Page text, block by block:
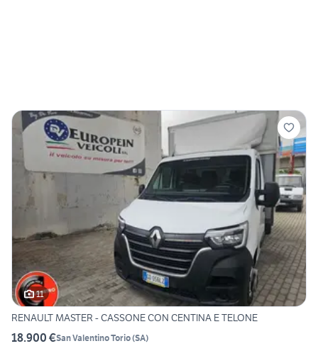
11
RENAULT MASTER - CASSONE CON CENTINA E TELONE
18.900 €San Valentino Torio(SA)